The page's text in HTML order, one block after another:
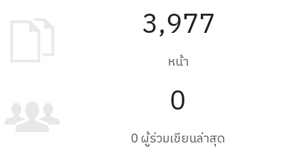
3,977
หน้า
0
0 ผู้ร่วมเขียนล่าสุด